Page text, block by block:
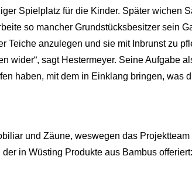
Spielplatz für die Kinder. Später wichen
so mancher Grundstücksbesitzer sein
Teiche anzulegen und sie mit Inbrunst zu
wider“, sagt Hestermeyer. Seine Aufgabe
haben, mit dem in Einklang bringen, was
und Zäune, weswegen das
in Wüsting Produkte aus Bambus